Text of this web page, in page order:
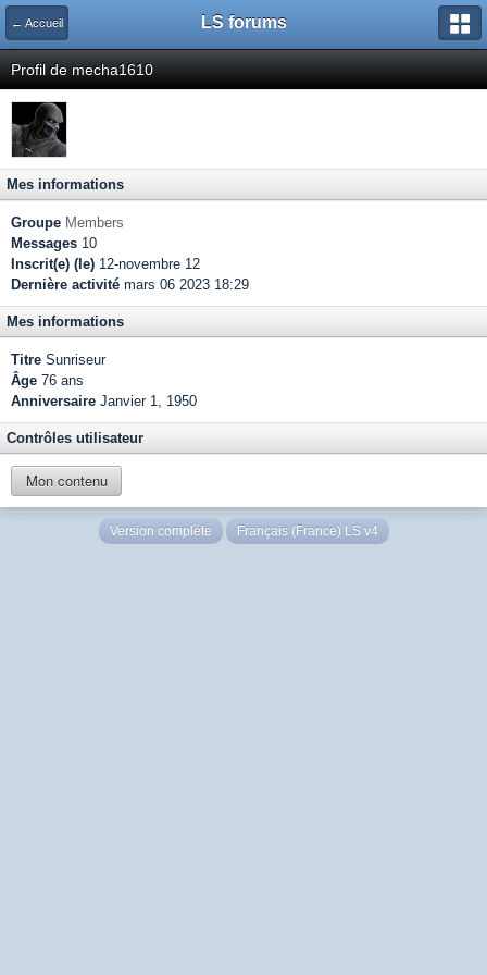
← Accueil LS forums
Profil de mecha1610
Mes informations
Groupe Members
Messages 10
Inscrit(e) (le) 12-novembre 12
Dernière activité mars 06 2023 18:29
Mes informations
Titre Sunriseur
Âge 76 ans
Anniversaire Janvier 1, 1950
Contrôles utilisateur
Mon contenu
Version complète Français (France) LS v4